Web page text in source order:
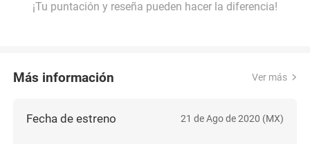
¡Tu puntación y reseña pueden hacer la diferencia!
Más información Ver más
Fecha de estreno 21 de Ago de 2020 (MX)